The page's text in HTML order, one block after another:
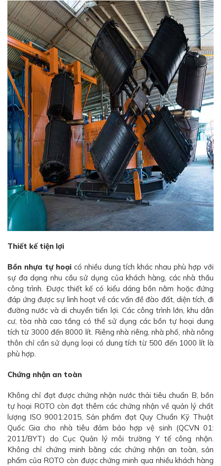
Thiết kế tiện lợi
Bồn nhựa tự hoạicó nhiều dung tích khác nhau phù hợp với
sự đa dạng nhu cầu sử dụng của khách hàng, các nhà thầu
công trình. Được thiết kế có kiểu dáng bồn nằm hoặc đứng
đáp ứng được sự linh hoạt về các vấn đề đào đất, diện tích, đi
đường nước và di chuyển tiển lợi. Các công trình lớn, khu dân
cư, tòa nhà cao tầng có thể sử dụng các bồn tự hoại dung
tích từ 3000 đến 8000 lít. Riêng nhà riêng, nhà phố, nhà nông
thôn chỉ cần sử dụng loại có dung tích từ 500 đến 1000 lít là
phù hợp.
Chứng nhận an toàn
Không chỉ đạt được chứng nhận nước thải tiêu chuẩn B, bồn
tự hoại ROTO còn đạt thêm các chứng nhận về quản lý chất
lượng ISO 9001:2015, Sản phẩm đạt Quy Chuẩn Kỹ Thuật
Quốc Gia cho nhà tiêu đảm bảo hợp vệ sinh (QCVN 01:
2011/BYT) do Cục Quản lý môi trường Y tế công nhận.
Không chỉ chứng minh bằng các chứng nhận an toàn, sản
phẩm của ROTO còn được chứng minh qua nhiều khách hàng